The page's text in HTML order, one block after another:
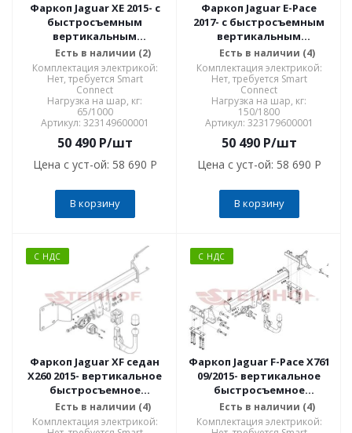
Фаркоп Jaguar XE 2015- с
быстросъемным
вертикальным
креплением шара на
ключе 323149600001
Есть в наличии (2)
Комплектация электрикой:
Нет, требуется Smart
Connect
Нагрузка на шар, кг:
65/1000
Артикул: 323149600001
50 490P/шт
Цена с уст-ой: 58 690 P
В корзину
Фаркоп Jaguar E-Pace
2017- с быстросъемным
вертикальным
креплением шара на
ключе 323179600001
Есть в наличии (4)
Комплектация электрикой:
Нет, требуется Smart
Connect
Нагрузка на шар, кг:
150/1800
Артикул: 323179600001
50 490P/шт
Цена с уст-ой: 58 690 P
В корзину
С НДС
Фаркоп Jaguar XF седан
X260 2015- вертикальное
быстросъемное
крепление шара на
ключе J-011
Есть в наличии (4)
Комплектация электрикой:
С НДС
Фаркоп Jaguar F-Pace X761
09/2015- вертикальное
быстросъемное
крепление шара на
ключе J-015
Есть в наличии (4)
Комплектация электрикой: